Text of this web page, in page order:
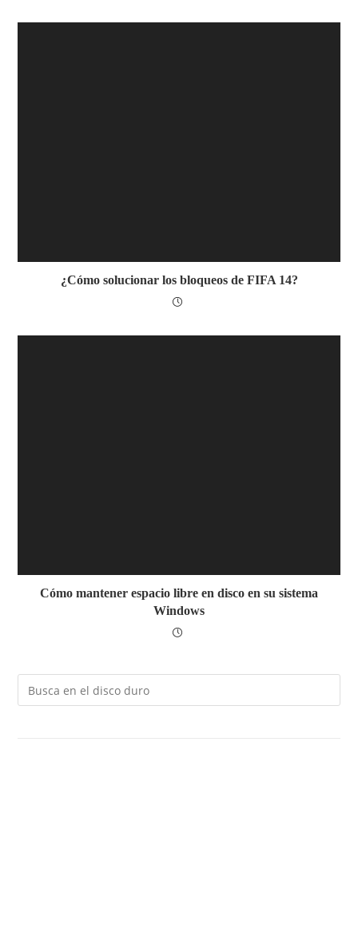
¿Cómo solucionar los bloqueos de FIFA 14?
Cómo mantener espacio libre en disco en su sistema
Windows